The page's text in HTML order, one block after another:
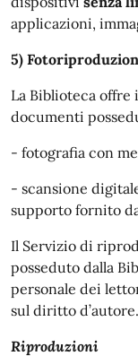
applicazioni,
5)
La Biblioteca
documenti
- fotografia con
- scansione
supporto fornito
Il Servizio di
posseduto dalla
personale dei
sul diritto d’autore.
Riproduzioni